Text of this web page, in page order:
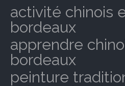
activité chinois
bordeaux
apprendre
bordeaux
peinture